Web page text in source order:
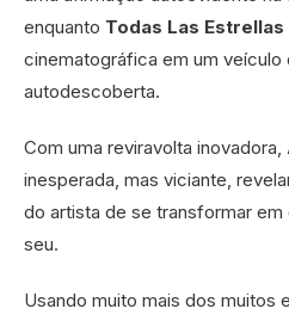
enquanto Todas Las Estrellas
cinematográfica em um veículo
autodescoberta.
Com uma reviravolta inovadora,
inesperada, mas viciante,
do artista de se transformar
seu.
Usando muito mais dos muitos